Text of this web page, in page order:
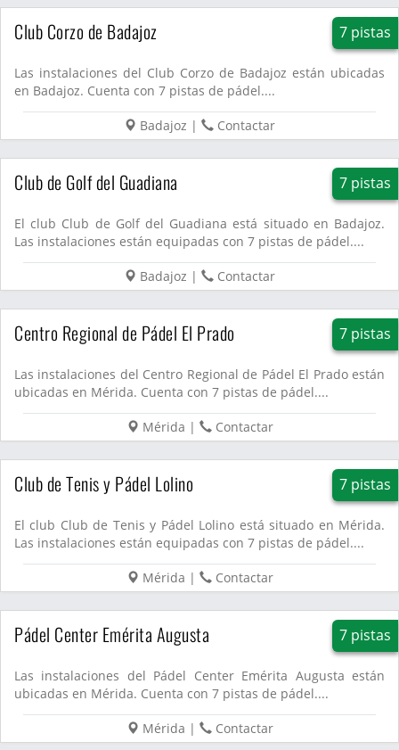
Club Corzo de Badajoz 7 pistas
Las instalaciones del Club Corzo de Badajoz están ubicadas
en Badajoz. Cuenta con 7 pistas de pádel....
Badajoz | Contactar
Club de Golf del Guadiana 7 pistas
El club Club de Golf del Guadiana está situado en Badajoz.
Las instalaciones están equipadas con 7 pistas de pádel....
Badajoz | Contactar
Centro Regional de Pádel El Prado 7 pistas
Las instalaciones del Centro Regional de Pádel El Prado están
ubicadas en Mérida. Cuenta con 7 pistas de pádel....
Mérida | Contactar
Club de Tenis y Pádel Lolino 7 pistas
El club Club de Tenis y Pádel Lolino está situado en Mérida.
Las instalaciones están equipadas con 7 pistas de pádel....
Mérida | Contactar
Pádel Center Emérita Augusta 7 pistas
Las instalaciones del Pádel Center Emérita Augusta están
ubicadas en Mérida. Cuenta con 7 pistas de pádel....
Mérida | Contactar